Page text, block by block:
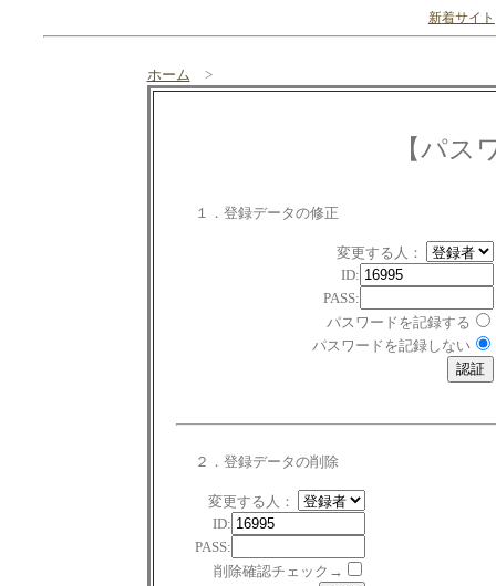
新着サイト
ホーム >
【パス
１．登録データの修正
変更する人：
ID:
PASS:
パスワードを記録する
パスワードを記録しない
２．登録データの削除
変更する人：
ID:
PASS:
削除確認チェック→